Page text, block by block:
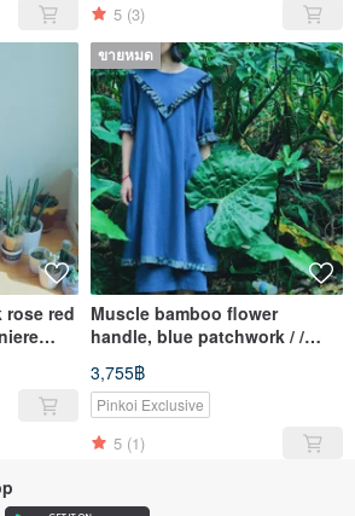
5 (3)
rose red
ขายหมด
Muscle bamboo flower
handle, blue patchwork / /
boutonniere dress
3,755฿
Pinkoi Exclusive
5 (1)